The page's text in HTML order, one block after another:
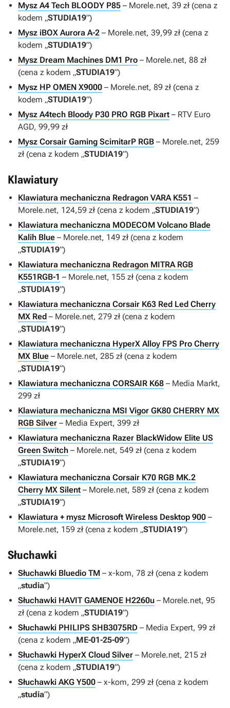
Mysz A4 Tech BLOODY P85 – Morele.net, 39 zł (cena z
kodem „STUDIA19”)
Mysz iBOX Aurora A-2 – Morele.net, 39,99 zł (cena z
kodem „STUDIA19”)
Mysz Dream Machines DM1 Pro – Morele.net, 88 zł
(cena z kodem „STUDIA19”)
Mysz HP OMEN X9000 – Morele.net, 89 zł (cena z
kodem „STUDIA19”)
Mysz A4tech Bloody P30 PRO RGB Pixart – RTV Euro
AGD, 99,99 zł
Mysz Corsair Gaming ScimitarP RGB – Morele.net, 259
zł (cena z kodem „STUDIA19”)
Klawiatury
Klawiatura mechaniczna Redragon VARA K551 –
Morele.net, 124,59 zł (cena z kodem „STUDIA19”)
Klawiatura mechaniczna MODECOM Volcano Blade
Kalih Blue – Morele.net, 149 zł (cena z kodem
„STUDIA19”)
Klawiatura mechaniczna Redragon MITRA RGB
K551RGB-1 – Morele.net, 155 zł (cena z kodem
„STUDIA19”)
Klawiatura mechaniczna Corsair K63 Red Led Cherry
MX Red – Morele.net, 279 zł (cena z kodem
„STUDIA19”)
Klawiatura mechaniczna HyperX Alloy FPS Pro Cherry
MX Blue – Morele.net, 285 zł (cena z kodem
„STUDIA19”)
Klawiatura mechaniczna CORSAIR K68 – Media Markt,
299 zł
Klawiatura mechaniczna MSI Vigor GK80 CHERRY MX
RGB Silver – Media Expert, 399 zł
Klawiatura mechaniczna Razer BlackWidow Elite US
Green Switch – Morele.net, 549 zł (cena z kodem
„STUDIA19”)
Klawiatura mechaniczna Corsair K70 RGB MK.2
Cherry MX Silent – Morele.net, 589 zł (cena z kodem
„STUDIA19”)
Klawiatura + mysz Microsoft Wireless Desktop 900 –
Morele.net, 159 zł (cena z kodem „STUDIA19”)
Słuchawki
Słuchawki Bluedio TM – x-kom, 78 zł (cena z kodem
„studia”)
Słuchawki HAVIT GAMENOE H2260u – Morele.net, 95
zł (cena z kodem „STUDIA19”)
Słuchawki PHILIPS SHB3075RD – Media Expert, 99 zł
(cena z kodem „ME-01-25-09”)
Słuchawki HyperX Cloud Silver – Morele.net, 215 zł
(cena z kodem „STUDIA19”)
Słuchawki AKG Y500 – x-kom, 299 zł (cena z kodem
„studia”)